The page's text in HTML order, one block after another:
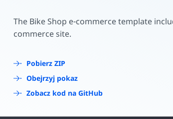
The Bike Shop e-commerce template
commerce site.
Pobierz ZIP
Obejrzyj pokaz
Zobacz kod na GitHub